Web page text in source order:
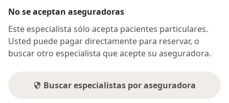
No se aceptan aseguradoras
Este especialista sólo acepta pacientes particulares.
Usted puede pagar directamente para reservar, o
buscar otro especialista que acepte su aseguradora.
Buscar especialistas por aseguradora